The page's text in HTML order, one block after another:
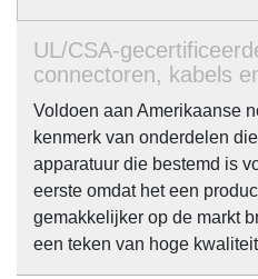
UL/CSA-
connectoren, kabels
Voldoen aan Amerikaanse
kenmerk van onderdelen
apparatuur die bestemd is
eerste omdat het een
gemakkelijker op de markt
een teken van hoge